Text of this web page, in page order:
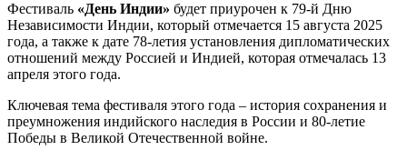
Фестиваль «День Индии» будет приурочен к 79-й Дню
Независимости Индии, который отмечается 15 августа 2025
года, а также к дате 78-летия установления дипломатических
отношений между Россией и Индией, которая отмечалась 13
апреля этого года.
Ключевая тема фестиваля этого года – история сохранения и
преумножения индийского наследия в России и 80-летие
Победы в Великой Отечественной войне.